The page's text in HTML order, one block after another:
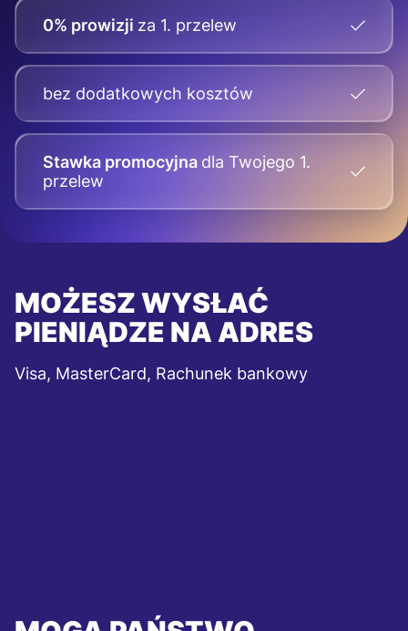
0% prowizji za 1. przelew
bez dodatkowych kosztów
Stawka promocyjna dla Twojego 1.
przelew
MOŻESZ WYSŁAĆ
PIENIĄDZE NA ADRES
Visa, MasterCard, Rachunek bankowy